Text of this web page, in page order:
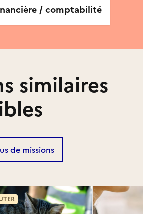
/ comptabilité
similaires
de missions